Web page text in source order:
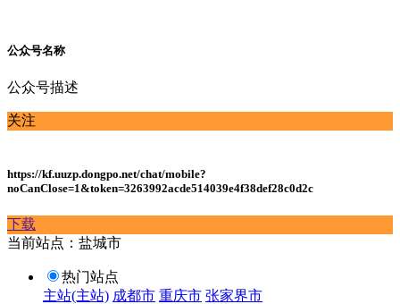
公众号名称
公众号描述
关注
https://kf.uuzp.dongpo.net/chat/mobile?
noCanClose=1&token=3263992acde514039e4f38def28c0d2c
下载
当前站点：盐城市
热门站点
主站(主站) 成都市 重庆市 张家界市